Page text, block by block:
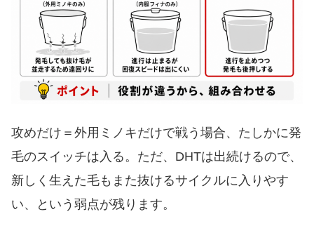
攻めだけ＝外用ミノキだけで戦う場合、たしかに発
毛のスイッチは入る。ただ、DHTは出続けるので、
新しく生えた毛もまた抜けるサイクルに入りやす
い、という弱点が残ります。